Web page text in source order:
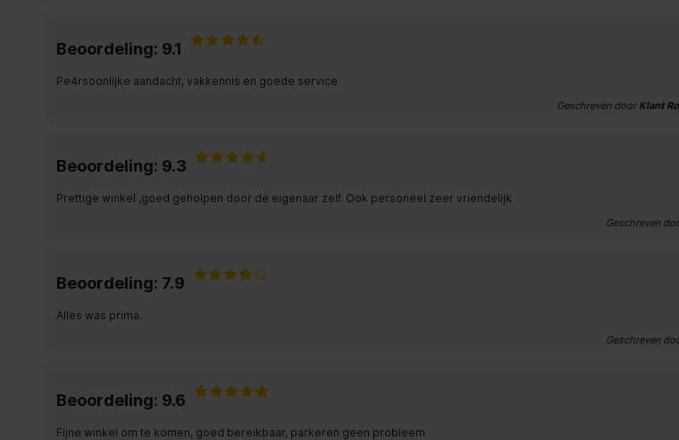
Beoordeling: 9.1
Pe4rsoonlijke aandacht, vakkennis en goede service
Geschreven door Klant
Beoordeling: 9.3
Prettige winkel ,goed geholpen door de eigenaar zelf. Ook personeel zeer vriendelijk
Geschreven
Beoordeling: 7.9
Alles was prima.
Geschreven
Beoordeling: 9.6
Fijne winkel om te komen, goed bereikbaar, parkeren geen probleem